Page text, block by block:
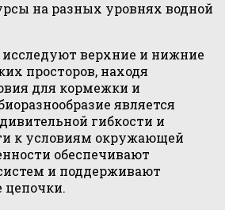
на разных уровнях водной
верхние и нижние
просторов, находя
для кормежки и
является
гибкости и
к условиям окружающей
обеспечивают
и поддерживают